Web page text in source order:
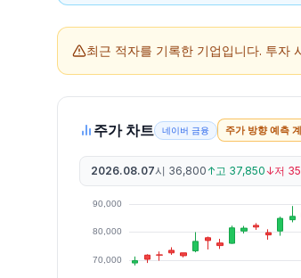
최근 적자를 기록한 기업입니다. 투자
주가 차트 네이버 금융 주가 방향 예측
2026.08.07시 36,800 ↑고 37,850↓저